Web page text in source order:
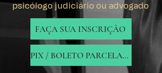
psicólogo judiciário ou advogado
FAÇA SUA INSCRIÇÃO
PIX / BOLETO PARCELADO